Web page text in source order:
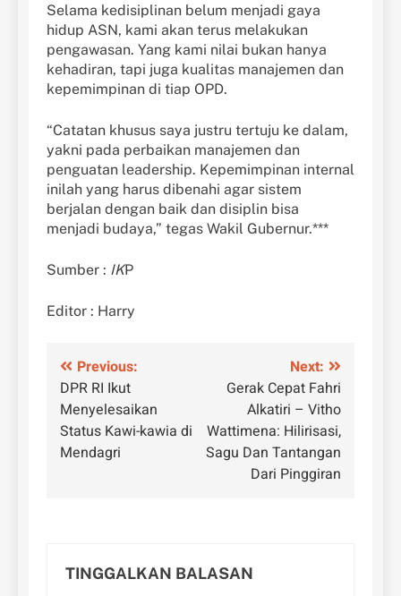
Selama kedisiplinan belum menjadi gaya
hidup ASN, kami akan terus melakukan
pengawasan. Yang kami nilai bukan hanya
kehadiran, tapi juga kualitas manajemen dan
kepemimpinan di tiap OPD.
“Catatan khusus saya justru tertuju ke dalam,
yakni pada perbaikan manajemen dan
penguatan leadership. Kepemimpinan internal
inilah yang harus dibenahi agar sistem
berjalan dengan baik dan disiplin bisa
menjadi budaya,” tegas Wakil Gubernur.***
Sumber : IKP
Editor : Harry
Navigasi
pos
Previous:
DPR RI Ikut
Menyelesaikan
Status Kawi-kawia di
Mendagri
Next:
Gerak Cepat Fahri
Alkatiri – Vitho
Wattimena: Hilirisasi,
Sagu Dan Tantangan
Dari Pinggiran
TINGGALKAN BALASAN